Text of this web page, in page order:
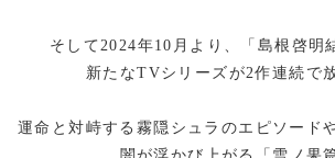
そして2024年10月より、「島根啓明
新たなTVシリーズが2作連続で
運命と対峙する霧隠シュラのエピソード